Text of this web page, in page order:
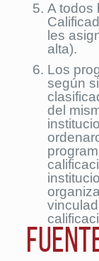
A todos
les
alta).
Los
según
del